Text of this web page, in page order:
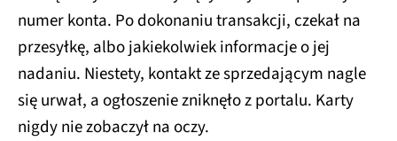
numer konta. Po dokonaniu transakcji, czekał na
przesyłkę, albo jakiekolwiek informacje o jej
nadaniu. Niestety, kontakt ze sprzedającym nagle
się urwał, a ogłoszenie zniknęło z portalu. Karty
nigdy nie zobaczył na oczy.